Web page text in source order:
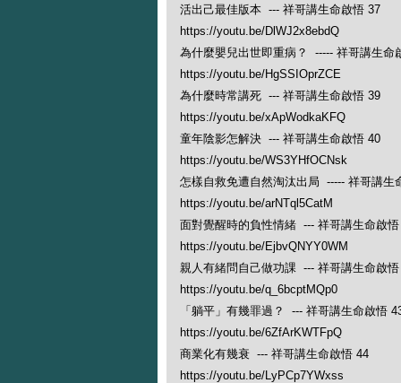
活出己最佳版本 --- 祥哥講生命啟悟 37
https://youtu.be/DlWJ2x8ebdQ
為什麼嬰兒出世即重病？ ----- 祥哥講生命
https://youtu.be/HgSSIOprZCE
為什麼時常講死 --- 祥哥講生命啟悟 39
https://youtu.be/xApWodkaKFQ
童年陰影怎解決 --- 祥哥講生命啟悟 40
https://youtu.be/WS3YHfOCNsk
怎樣自救免遭自然淘汰出局 ----- 祥哥講生
https://youtu.be/arNTql5CatM
面對覺醒時的負性情緒 --- 祥哥講生命啟悟
https://youtu.be/EjbvQNYY0WM
親人有緒問自己做功課 --- 祥哥講生命啟悟
https://youtu.be/q_6bcptMQp0
「躺平」有幾罪過？ --- 祥哥講生命啟悟
https://youtu.be/6ZfArKWTFpQ
商業化有幾衰 --- 祥哥講生命啟悟 44
https://youtu.be/LyPCp7YWxss